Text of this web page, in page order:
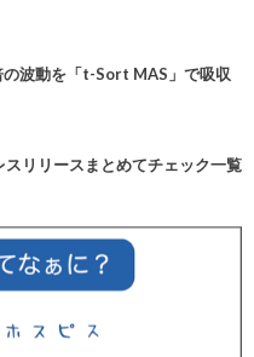
波動を「t-Sort MAS」で吸収
スリリースまとめてチェック一覧